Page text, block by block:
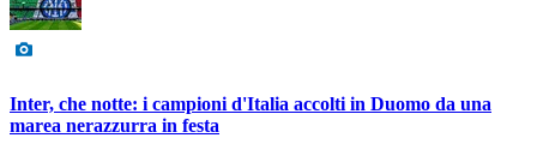
Inter, che notte: i campioni d'Italia accolti in Duomo da una
marea nerazzurra in festa